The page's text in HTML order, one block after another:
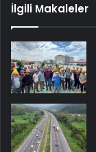
İlgili Makaleler